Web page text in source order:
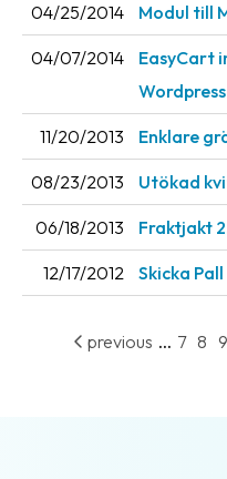
04/25/2014 Modul till
04/07/2014
EasyCart
Wordpress
11/20/2013 Enklare
08/23/2013 Utökad
06/18/2013 Fraktjakt
12/17/2012 Skicka
previous ... 7 8 9